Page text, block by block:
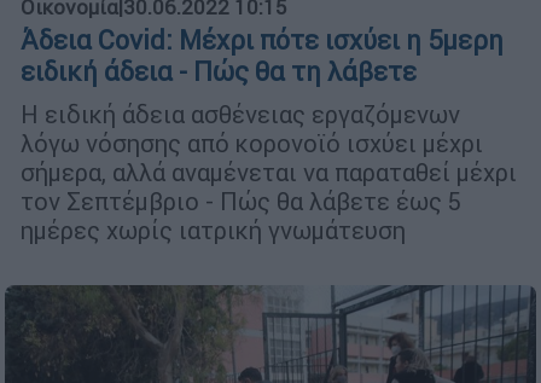
Οικονομία|30.06.2022 10:15
Άδεια Covid: Μέχρι πότε ισχύει η 5μερη
ειδική άδεια - Πώς θα τη λάβετε
Η ειδική άδεια ασθένειας εργαζόμενων
λόγω νόσησης από κορονοϊό ισχύει μέχρι
σήμερα, αλλά αναμένεται να παραταθεί μέχρι
τον Σεπτέμβριο - Πώς θα λάβετε έως 5
ημέρες χωρίς ιατρική γνωμάτευση